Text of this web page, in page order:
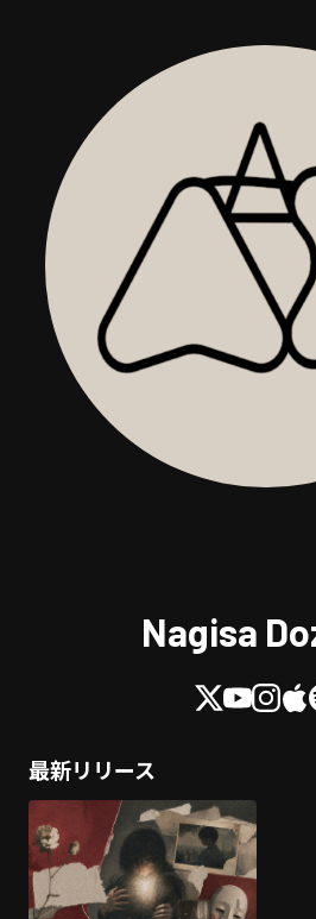
Nagisa
最新リリース